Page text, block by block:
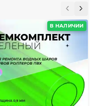
В НАЛИЧИИ